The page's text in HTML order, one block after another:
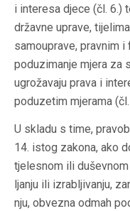
i interesa djece (čl. 6.)
državne uprave,
samouprave, pravnim
poduzima­nje mjera za
ugrožavaju prava i
poduzetim mjerama (čl.
U skladu s time,
14. istog zakona, ako
tjelesnom ili
lja­nju ili izrab­ljiva­nju,
nju, obvezna odmah